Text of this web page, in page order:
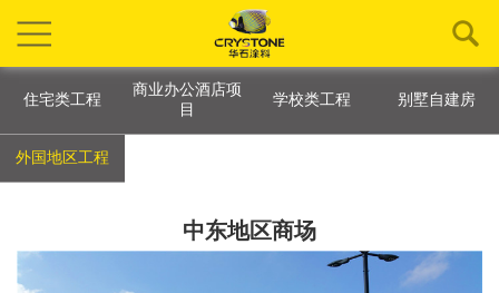
住宅类工程
商业办公酒店项
目
学校类工程 别墅自建房
外国地区工程
中东地区商场